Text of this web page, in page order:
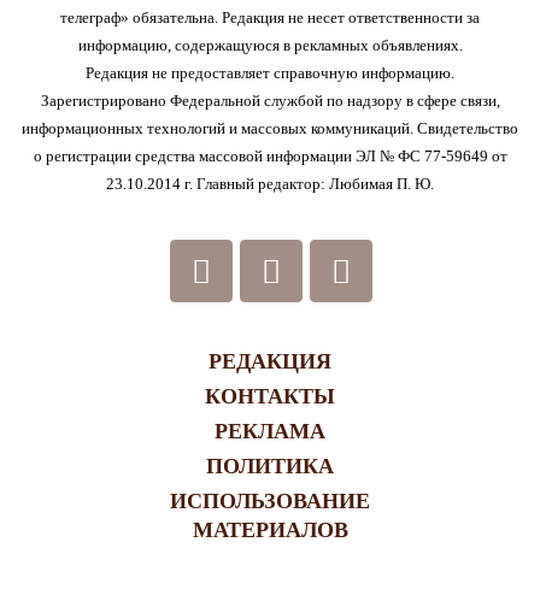
телеграф» обязательна. Редакция не несет ответственности за
информацию, содержащуюся в рекламных объявлениях.
Редакция не предоставляет справочную информацию.
Зарегистрировано Федеральной службой по надзору в сфере связи,
информационных технологий и массовых коммуникаций. Свидетельство
о регистрации средства массовой информации ЭЛ № ФС 77-59649 от
23.10.2014 г. Главный редактор: Любимая П. Ю.
РЕДАКЦИЯ
КОНТАКТЫ
РЕКЛАМА
ПОЛИТИКА
ИСПОЛЬЗОВАНИЕ
МАТЕРИАЛОВ